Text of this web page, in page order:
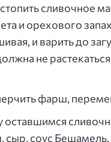
сливочное
и орехового
и варить до
не
фарш,
оставшимся
соус